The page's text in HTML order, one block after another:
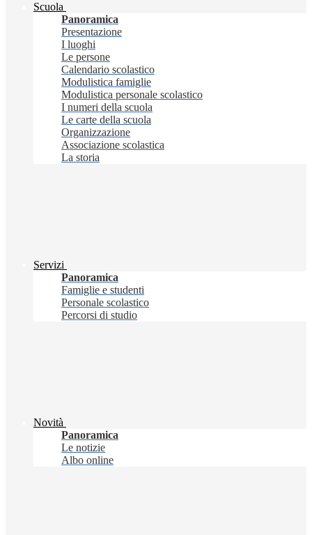
Scuola
Panoramica
Presentazione
I luoghi
Le persone
Calendario scolastico
Modulistica famiglie
Modulistica personale scolastico
I numeri della scuola
Le carte della scuola
Organizzazione
Associazione scolastica
La storia
Servizi
Panoramica
Famiglie e studenti
Personale scolastico
Percorsi di studio
Novità
Panoramica
Le notizie
Albo online